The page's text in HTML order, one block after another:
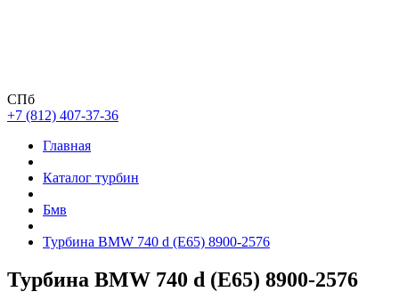
СПб
+7 (812) 407-37-36
Главная
Каталог турбин
Бмв
Турбина BMW 740 d (E65) 8900-2576
Турбина BMW 740 d (E65) 8900-2576